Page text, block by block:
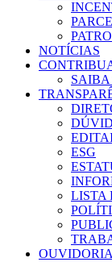
NOTÍCIAS
SAIBA
ESG
LISTA
OUVIDORIA